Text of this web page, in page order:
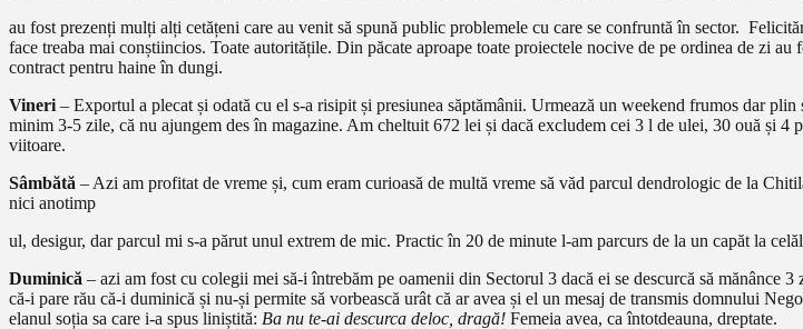
au fost prezenți mulți alți cetățeni care au venit să spună public problemele cu care se confruntă în sector.
face treaba mai conștiincios. Toate autoritățile. Din păcate aproape toate proiectele nocive de pe ordinea de zi
contract pentru haine în dungi.
Vineri – Exportul a plecat și odată cu el s-a risipit și presiunea săptămânii. Urmează un weekend frumos dar
minim 3-5 zile, că nu ajungem des în magazine. Am cheltuit 672 lei și dacă excludem cei 3 l de ulei, 30 ouă și 4
viitoare.
Sâmbătă – Azi am profitat de vreme și, cum eram curioasă de multă vreme să văd parcul dendrologic de la
nici anotimp
ul, desigur, dar parcul mi s-a părut unul extrem de mic. Practic în 20 de minute l-am parcurs de la un capăt la
Duminică – azi am fost cu colegii mei să-i întrebăm pe oamenii din Sectorul 3 dacă ei se descurcă să mănânce
că-i pare rău că-i duminică și nu-și permite să vorbească urât că ar avea și el un mesaj de transmis domnului
elanul soția sa care i-a spus liniștită: Ba nu te-ai descurca deloc, dragă! Femeia avea, ca întotdeauna, dreptate.